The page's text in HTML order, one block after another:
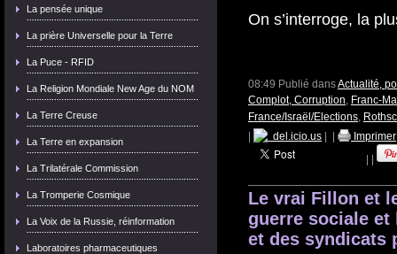
La pensée unique
La prière Universelle pour la Terre
La Puce - RFID
La Religion Mondiale New Age du NOM
La Terre Creuse
La Terre en expansion
La Trilatérale Commission
La Tromperie Cosmique
La Voix de la Russie, réinformation
Laboratoires pharmaceutiques
On s’interroge, la
08:49 Publié dansActualité,
Complot, Corruption, Franc-
France/Israël/Elections,
del.icio.us Imprimer
Le vrai Fillon et
guerre sociale et
et des syndicats